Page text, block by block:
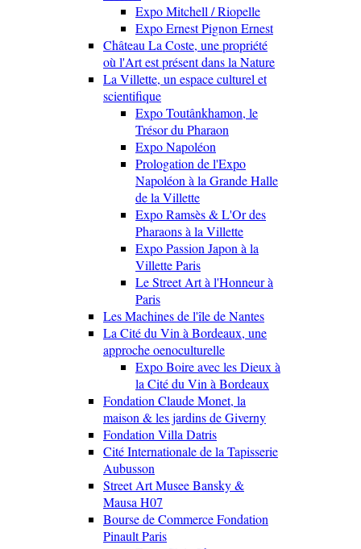
Expo Mitchell / Riopelle
Expo Ernest Pignon Ernest
Château La Coste, une propriété
où l'Art est présent dans la Nature
La Villette, un espace culturel et
scientifique
Expo Toutânkhamon, le
Trésor du Pharaon
Expo Napoléon
Prologation de l'Expo
Napoléon à la Grande Halle
de la Villette
Expo Ramsès & L'Or des
Pharaons à la Villette
Expo Passion Japon à la
Villette Paris
Le Street Art à l'Honneur à
Paris
Les Machines de l'île de Nantes
La Cité du Vin à Bordeaux, une
approche oenoculturelle
Expo Boire avec les Dieux à
la Cité du Vin à Bordeaux
Fondation Claude Monet, la
maison & les jardins de Giverny
Fondation Villa Datris
Cité Internationale de la Tapisserie
Aubusson
Street Art Musee Bansky &
Mausa H07
Bourse de Commerce Fondation
Pinault Paris